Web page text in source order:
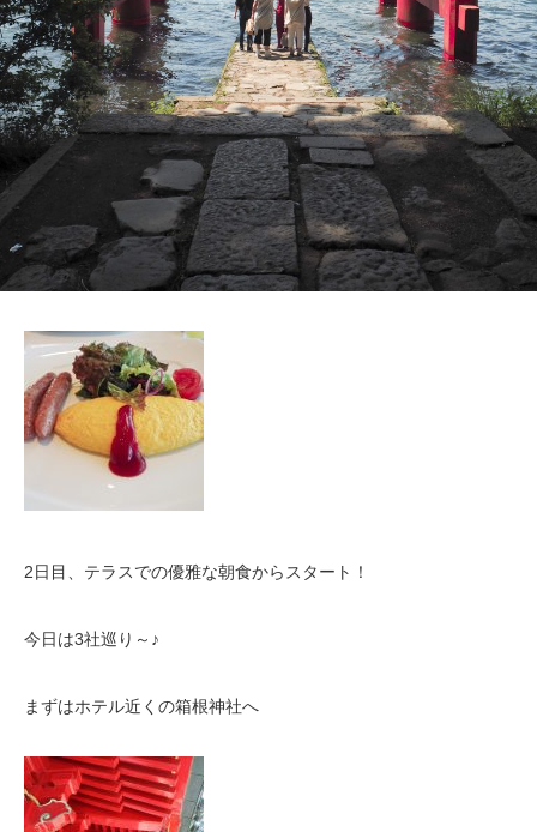
2日目、テラスでの優雅な朝食からスタート！
今日は3社巡り～♪
まずはホテル近くの箱根神社へ